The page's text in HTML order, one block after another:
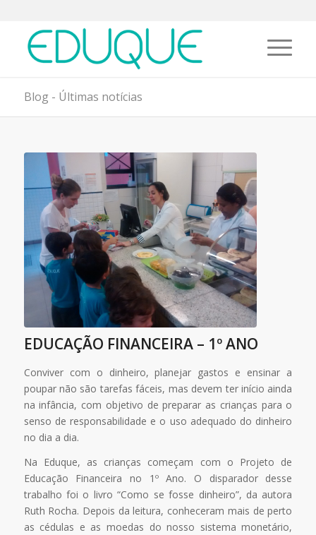
Blog - Últimas notícias
EDUCAÇÃO FINANCEIRA – 1º ANO
Conviver com o dinheiro, planejar gastos e ensinar a
poupar não são tarefas fáceis, mas devem ter início ainda
na infância, com objetivo de preparar as crianças para o
senso de responsabilidade e o uso adequado do dinheiro
no dia a dia.
Na Eduque, as crianças começam com o Projeto de
Educação Financeira no 1º Ano. O disparador desse
trabalho foi o livro “Como se fosse dinheiro”, da autora
Ruth Rocha. Depois da leitura, conheceram mais de perto
as cédulas e as moedas do nosso sistema monetário,